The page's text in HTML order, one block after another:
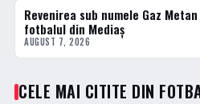
FOTBAL INTERN
Revenirea sub numele Gaz
fotbalul din Mediaș
AUGUST 7, 2026
CELE MAI CITITE DIN